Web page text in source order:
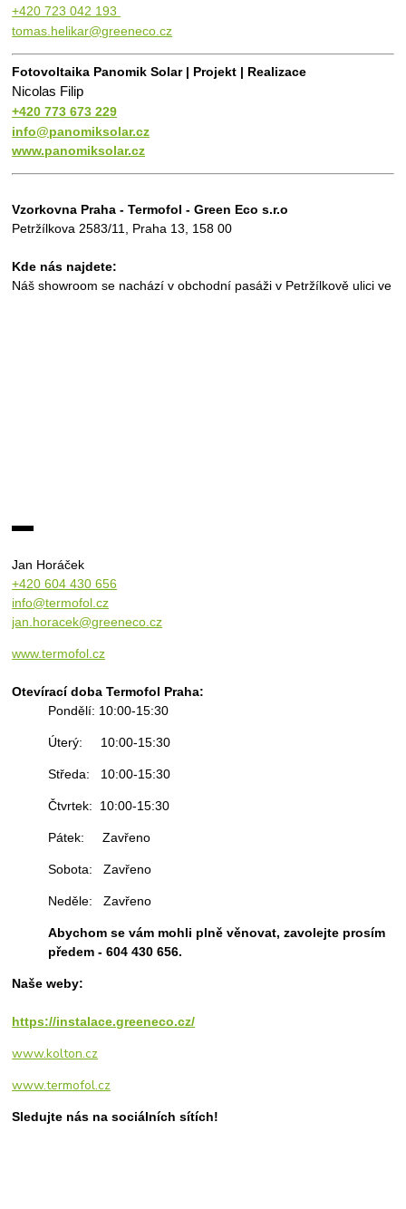
+420 723 042 193
tomas.helikar@greeneco.cz
Fotovoltaika Panomik Solar | Projekt | Realizace
Nicolas Filip
+420 773 673 229
info@panomiksolar.cz
www.panomiksolar.cz
Vzorkovna Praha - Termofol - Green Eco s.r.o
Petržílkova 2583/11, Praha 13, 158 00
Kde nás najdete:
Náš showroom se nachází v obchodní pasáži v Petržílkově ulici ve
Jan Horáček
+420 604 430 656
info@termofol.cz
jan.horacek@greeneco.cz
www.termofol.cz
Otevírací doba Termofol Praha:
Pondělí: 10:00-15:30
Úterý: 10:00-15:30
Středa: 10:00-15:30
Čtvrtek: 10:00-15:30
Pátek: Zavřeno
Sobota: Zavřeno
Neděle: Zavřeno
Abychom se vám mohli plně věnovat, zavolejte prosím
předem - 604 430 656.
Naše weby:
https://instalace.greeneco.cz/
www.kolton.cz
www.termofol.cz
Sledujte nás na sociálních sítích!